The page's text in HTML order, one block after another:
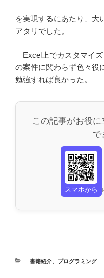
を実現するにあたり、大
アタリでした。
Excel上でカスタマイズ
の案件に関わらず色々役
勉強すれば良かった。
この記事がお役
で
スマホから
カ
書籍紹介、 プログラミング